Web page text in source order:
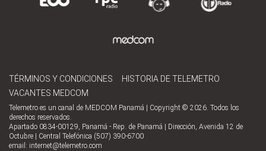
TÉRMINOS Y CONDICIONES
HISTORIA DE TELEMETRO
VACANTES MEDCOM
Telemetro es un canal de MEDCOM Panamá | Copyright © 2026. Todos los
derechos reservados.
Apartado 0834-00129, Panamá - Rep. de Panamá | Dirección, Avenida 12 de
Octubre | Central Telefónica (507) 390-6700
email: internet@telemetro.com